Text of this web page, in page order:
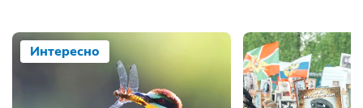
Интересно